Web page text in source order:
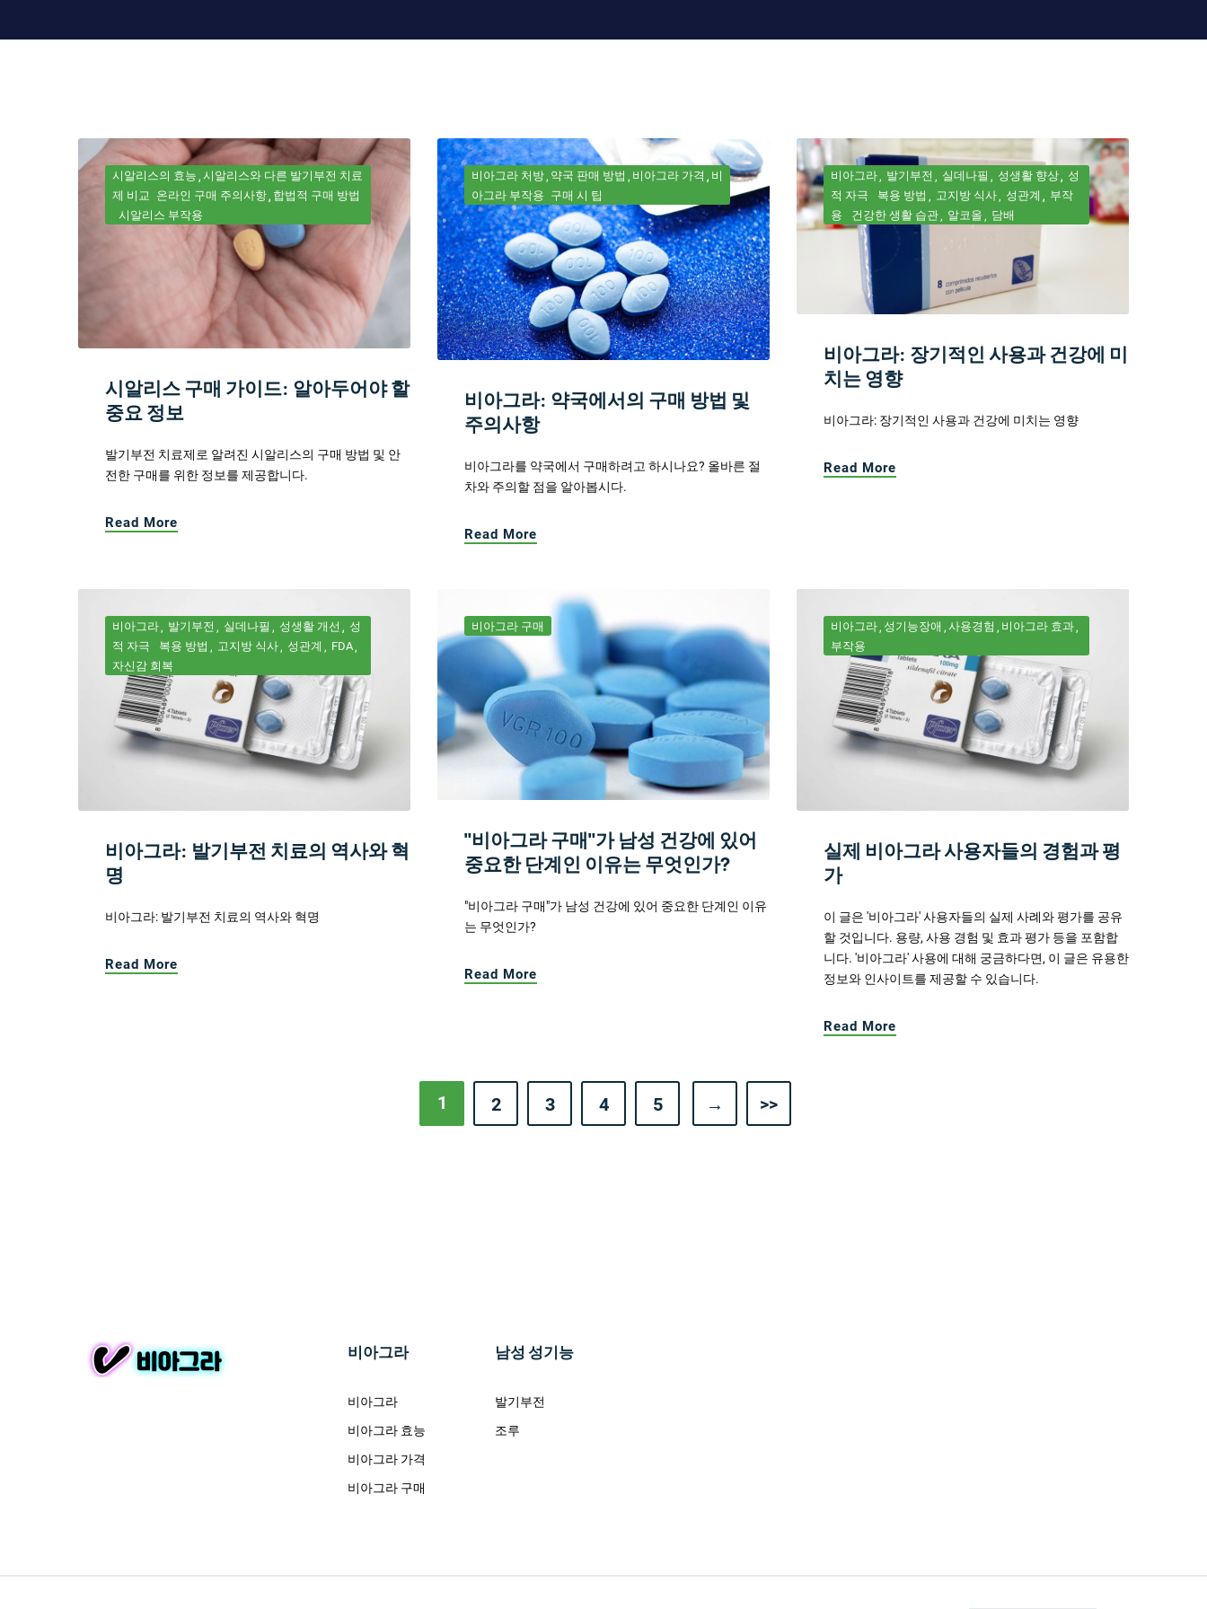
시알리스의 효능 시알리스와 다른 발기부전 치료
제 비교 온라인 구매 주의사항 합법적 구매 방법
시알리스 부작용
시알리스 구매 가이드: 알아두어야 할
중요 정보
발기부전 치료제로 알려진 시알리스의 구매 방법 및 안
전한 구매를 위한 정보를 제공합니다.
Read More
비아그라 처방 약국 판매 방법 비아그라 가격
비
아그라 부작용 구매 시 팁
비아그라: 약국에서의 구매 방법 및
주의사항
비아그라를 약국에서 구매하려고 하시나요? 올바른 절
차와 주의할 점을 알아봅시다.
Read More
비아그라 발기부전 실데나필 성생활 향상
성
적 자극
복용 방법 고지방 식사 성관계
부작
용
건강한 생활 습관 알코올 담배
비아그라: 장기적인 사용과 건강에 미
치는 영향
비아그라: 장기적인 사용과 건강에 미치는 영향
Read More
비아그라 발기부전 실데나필 성생활 개선
성
적 자극
복용 방법 고지방 식사 성관계
FDA
자신감 회복
비아그라: 발기부전 치료의 역사와 혁
명
비아그라: 발기부전 치료의 역사와 혁명
Read More
비아그라 구매
"비아그라 구매"가 남성 건강에 있어
중요한 단계인 이유는 무엇인가?
"비아그라 구매"가 남성 건강에 있어 중요한 단계인 이유
는 무엇인가?
Read More
비아그라 성기능장애 사용경험
비아그라 효과
부작용
실제 비아그라 사용자들의 경험과 평
가
이 글은 '비아그라' 사용자들의 실제 사례와 평가를 공유
할 것입니다. 용량, 사용 경험 및 효과 평가 등을 포함합
니다. '비아그라' 사용에 대해 궁금하다면, 이 글은 유용한
정보와 인사이트를 제공할 수 있습니다.
Read More
1 2 3 4 5 → >>
비아그라
비아그라
비아그라 효능
비아그라 가격
비아그라 구매
남성 성기능
발기부전
조루